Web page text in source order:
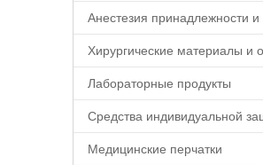
Лабораторные продукты
Медицинские перчатки